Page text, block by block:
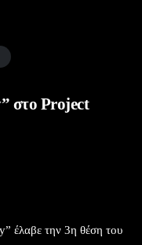
στο Project
έλαβε την 3η θέση του